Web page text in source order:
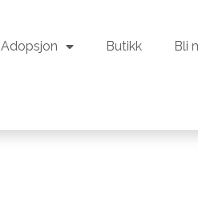
Adopsjon Butikk Bli